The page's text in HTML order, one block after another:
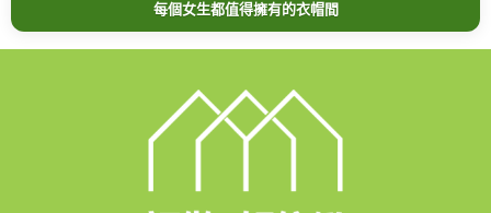
每個女生都值得擁有的衣帽間